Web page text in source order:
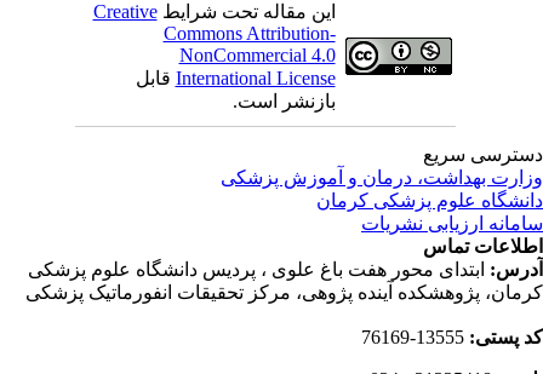
این مقاله تحت شرایطCreative
Commons Attribution-
NonCommercial 4.0
International Licenseقابل
بازنشر است.
سریع
بهداشت، درمان و آموزش پزشکی
علوم پزشکی کرمان
ارزیابی نشریات
تماس
ابتدای محور هفت باغ علوی ، پردیس دانشگاه علوم پزشکی
پژوهشکده آینده پژوهی، مرکز تحقیقات انفورماتیک پزشکی
پستی: 13555-76169